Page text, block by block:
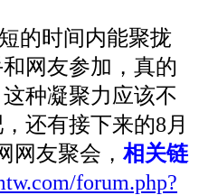
的时间内能聚拢
网友参加，真的
种凝聚力应该不
还有接下来的8月
网友聚会， 相关链
forum.php?